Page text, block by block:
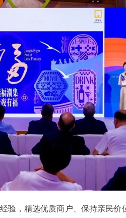
，精选优质商户、保持亲民价